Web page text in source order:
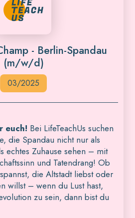
- Berlin-Spandau
(m/w/d)
03/2025
euch! Bei LifeTeachUs suchen
die Spandau nicht nur als
echtes Zuhause sehen – mit
und Tatendrang! Ob
die Altstadt liebst oder
willst – wenn du Lust hast,
zu sein, dann bist du